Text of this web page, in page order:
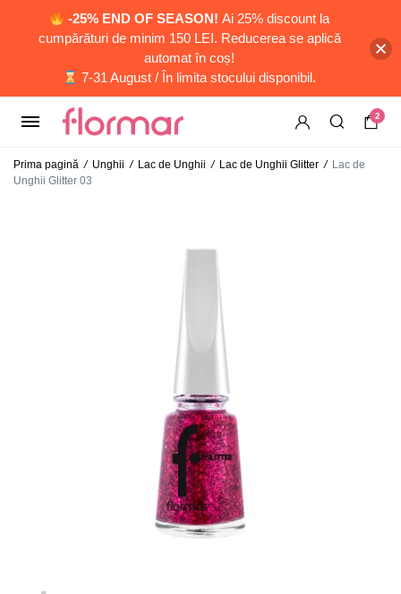
2
Prima pagină / Unghii / Lac de Unghii / Lac de Unghii Glitter / Lac de
Unghii Glitter 03
-25% END OF SEASON!Ai 25% discount la
cumpărături de minim 150 LEI. Reducerea se aplică
automat în coș!
7-31 August / În limita stocului disponibil.